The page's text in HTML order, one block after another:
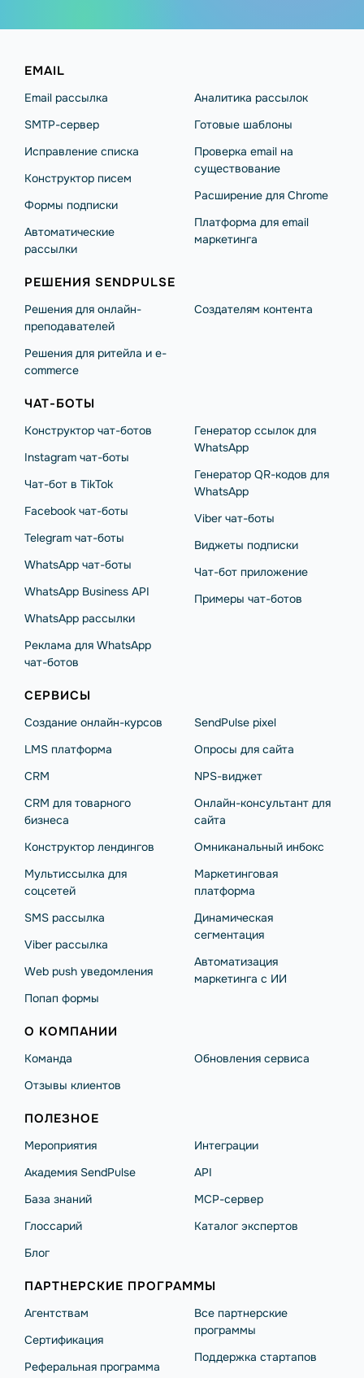
EMAIL
Email рассылка
SMTP-сервер
Исправление списка
Конструктор писем
Формы подписки
Автоматические
рассылки
Аналитика рассылок
Готовые шаблоны
Проверка email на
существование
Расширение для Chrome
Платформа для email
маркетинга
РЕШЕНИЯ SENDPULSE
Решения для онлайн-
преподавателей
Решения для ритейла и e-
commerce
Создателям контента
ЧАТ-БОТЫ
Конструктор чат-ботов
Instagram чат-боты
Чат-бот в TikTok
Facebook чат-боты
Telegram чат-боты
WhatsApp чат-боты
WhatsApp Business API
WhatsApp рассылки
Реклама для WhatsApp
чат-ботов
Генератор ссылок для
WhatsApp
Генератор QR-кодов для
WhatsApp
Viber чат-боты
Виджеты подписки
Чат-бот приложение
Примеры чат-ботов
СЕРВИСЫ
Создание онлайн-курсов
LMS платформа
CRM
CRM для товарного
бизнеса
Конструктор лендингов
Мультиссылка для
соцсетей
SMS рассылка
Viber рассылка
Web push уведомления
Попап формы
SendPulse pixel
Опросы для сайта
NPS-виджет
Онлайн-консультант для
сайта
Омниканальный инбокс
Маркетинговая
платформа
Динамическая
сегментация
Автоматизация
маркетинга с ИИ
О КОМПАНИИ
Команда
Отзывы клиентов
Обновления сервиса
ПОЛЕЗНОЕ
Мероприятия
Академия SendPulse
База знаний
Глоссарий
Блог
Интеграции
API
MCP-сервер
Каталог экспертов
ПАРТНЕРСКИЕ ПРОГРАММЫ
Агентствам
Сертификация
Реферальная программа
Все партнерские
программы
Поддержка стартапов